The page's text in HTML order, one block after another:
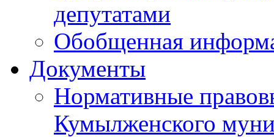
депутатами
Обобщенная
Документы
Нормативные
Кумылженского